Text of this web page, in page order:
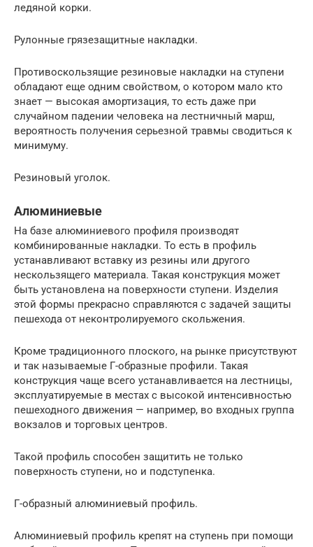
ледяной корки.
Рулонные грязезащитные накладки.
Противоскользящие резиновые накладки на ступени
обладают еще одним свойством, о котором мало кто
знает — высокая амортизация, то есть даже при
случайном падении человека на лестничный марш,
вероятность получения серьезной травмы сводиться к
минимуму.
Резиновый уголок.
Алюминиевые
На базе алюминиевого профиля производят
комбинированные накладки. То есть в профиль
устанавливают вставку из резины или другого
нескользящего материала. Такая конструкция может
быть установлена на поверхности ступени. Изделия
этой формы прекрасно справляются с задачей защиты
пешехода от неконтролируемого скольжения.
Кроме традиционного плоского, на рынке присутствуют
и так называемые Г-образные профили. Такая
конструкция чаще всего устанавливается на лестницы,
эксплуатируемые в местах с высокой интенсивностью
пешеходного движения — например, во входных группа
вокзалов и торговых центров.
Такой профиль способен защитить не только
поверхность ступени, но и подступенка.
Г-образный алюминиевый профиль.
Алюминиевый профиль крепят на ступень при помощи